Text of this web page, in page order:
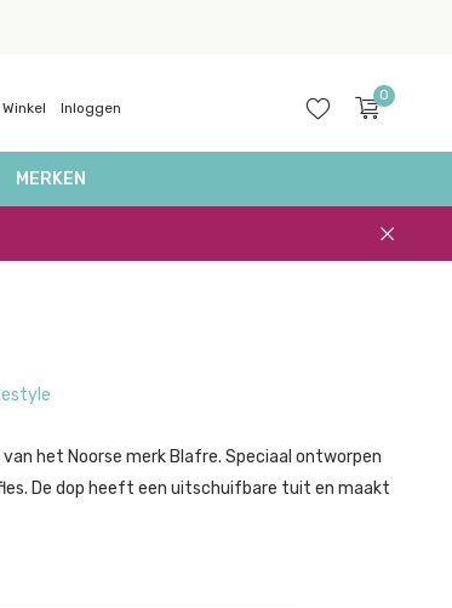
Winkel Inloggen
0
MERKEN
van het Noorse merk Blafre. Speciaal ontworpen
De dop heeft een uitschuifbare tuit en maakt